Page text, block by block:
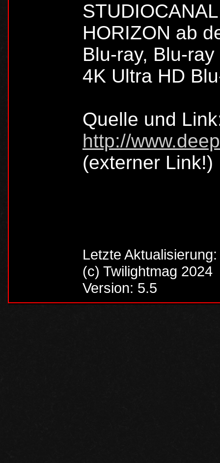
HORIZON ab
Blu-ray, Blu-
4K Ultra HD
Quelle und
http://
(externer Link!)
Letzte
(c) Twilightmag 2024
Version: 5.5